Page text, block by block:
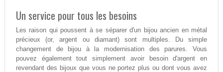
Un service pour tous les besoins
Les raison qui poussent à se séparer d'un bijou ancien en métal
précieux (or, argent ou diamant) sont multiples. Du simple
changement de bijou à la modernisation des parures. Vous
pouvez également tout simplement avoir besoin d'argent en
revendant des bijoux que vous ne portez plus ou dont vous avez